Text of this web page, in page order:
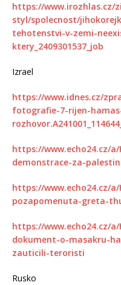
https://www.irozhlas.cz/
styl/spolecnost/
tehotenstvi-v-zemi-
ktery_2409301537_job
Izrael
https://www.idnes.cz/
fotografie-7-rijen-
https://www.echo24.cz/
demonstrace-za-
https://www.echo24.cz/
pozapomenuta-greta-
https://www.echo24.cz/
dokument-o-masakru-
zauticili-teroristi
Rusko